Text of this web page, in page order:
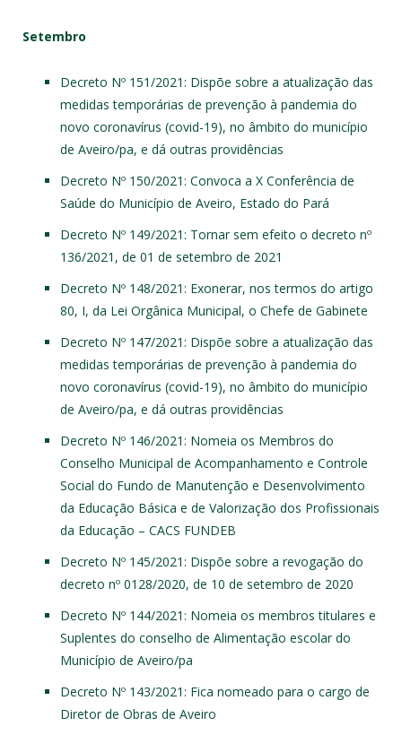
Setembro
Decreto Nº 151/2021: Dispõe sobre a atualização das
medidas temporárias de prevenção à pandemia do
novo coronavírus (covid-19), no âmbito do município
de Aveiro/pa, e dá outras providências
Decreto Nº 150/2021: Convoca a X Conferência de
Saúde do Município de Aveiro, Estado do Pará
Decreto Nº 149/2021: Tornar sem efeito o decreto nº
136/2021, de 01 de setembro de 2021
Decreto Nº 148/2021: Exonerar, nos termos do artigo
80, I, da Lei Orgânica Municipal, o Chefe de Gabinete
Decreto Nº 147/2021: Dispõe sobre a atualização das
medidas temporárias de prevenção à pandemia do
novo coronavírus (covid-19), no âmbito do município
de Aveiro/pa, e dá outras providências
Decreto Nº 146/2021: Nomeia os Membros do
Conselho Municipal de Acompanhamento e Controle
Social do Fundo de Manutenção e Desenvolvimento
da Educação Básica e de Valorização dos Profissionais
da Educação – CACS FUNDEB
Decreto Nº 145/2021: Dispõe sobre a revogação do
decreto nº 0128/2020, de 10 de setembro de 2020
Decreto Nº 144/2021: Nomeia os membros titulares e
Suplentes do conselho de Alimentação escolar do
Município de Aveiro/pa
Decreto Nº 143/2021: Fica nomeado para o cargo de
Diretor de Obras de Aveiro